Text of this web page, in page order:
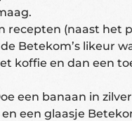
recepten (naast het
Betekom’s likeur
koffie en dan een
een banaan in
een glaasje